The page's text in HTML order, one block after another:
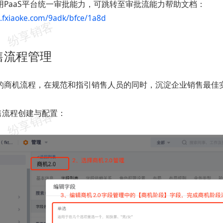
PaaS平台统一审批能力，可跳转至审批流能力帮助文档：
9adk/bfce/1a8d
程管理
商机流程，在规范和指引销售人员的同时，沉淀企业销售最佳
程创建与配置：